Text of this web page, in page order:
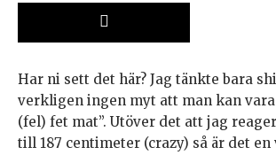
Har ni sett det här? Jag tänkte bara
verkligen ingen myt att man kan
(fel) fet mat”. Utöver det att jag
till 187 centimeter (crazy) så är det